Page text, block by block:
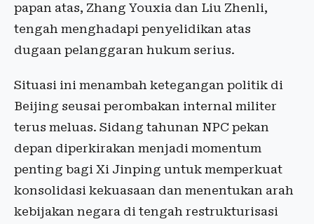
papan atas, Zhang Youxia dan Liu Zhenli,
tengah menghadapi penyelidikan atas
dugaan pelanggaran hukum serius.
Situasi ini menambah ketegangan politik di
Beijing seusai perombakan internal militer
terus meluas. Sidang tahunan NPC pekan
depan diperkirakan menjadi momentum
penting bagi Xi Jinping untuk memperkuat
konsolidasi kekuasaan dan menentukan arah
kebijakan negara di tengah restrukturisasi